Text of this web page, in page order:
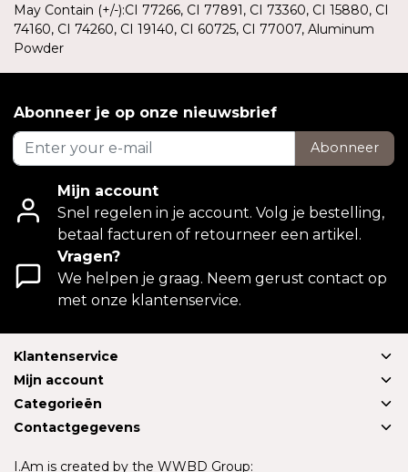
May Contain (+/-):CI 77266, CI 77891, CI 73360, CI 15880, CI
74160, CI 74260, CI 19140, CI 60725, CI 77007, Aluminum
Powder
Abonneer je op onze nieuwsbrief
Abonneer
Mijn account
Snel regelen in je account. Volg je bestelling,
betaal facturen of retourneer een artikel.
Vragen?
We helpen je graag. Neem gerust contact op
met onze klantenservice.
Klantenservice
Mijn account
Categorieën
Contactgegevens
I.Am is created by the WWBD Group: